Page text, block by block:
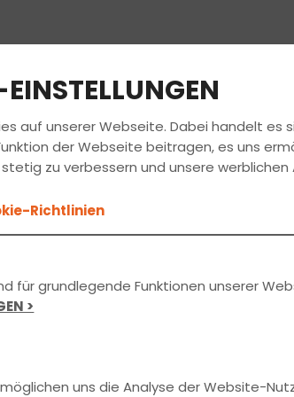
FAHRSCHULE
nach §5 Digitale-
auf unserer Webseite. Dabei handelt
der Webseite beitragen, es uns
zu verbessern und unsere
Richtlinien
für grundlegende Funktionen unserer
>
uns die Analyse der Website-